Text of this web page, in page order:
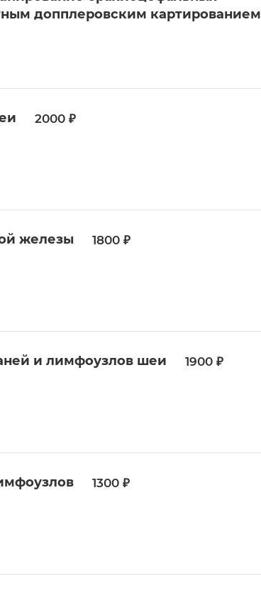
допплеровским картированием
2000 ₽
железы 1800 ₽
и лимфоузлов шеи 1900 ₽
1300 ₽